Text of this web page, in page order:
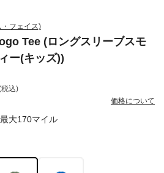
大170マイル
フェイス)
Tee (ロングスリーブスモ
ー(キッズ))
税込)
価格について